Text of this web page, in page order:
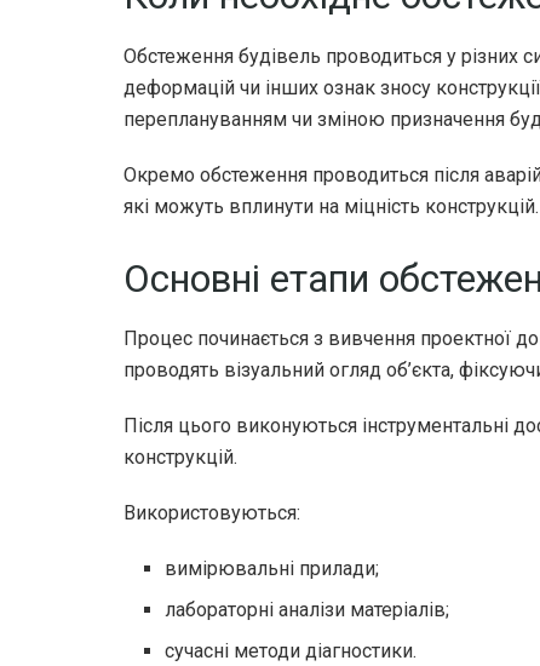
Обстеження будівель проводиться у різних
деформацій чи інших ознак зносу
переплануванням чи зміною призначення
Окремо обстеження проводиться після
які можуть вплинути на міцність
Основні етапи
Процес починається з вивчення проектної
проводять візуальний огляд об’єкта,
Після цього виконуються інструментальні
конструкцій.
Використовуються:
вимірювальні прилади;
лабораторні аналізи матеріалів;
сучасні методи діагностики.